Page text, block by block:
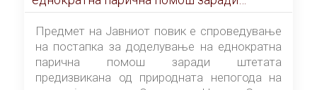
штетата предизвикана од природната
непогода на подрачјето на Општина
Центар-Скопје случена на ден 21.07.2026
година
Предмет на Јавниот повик е спроведување
на постапка за доделување на еднократна
парична помош заради штетата
предизвикана од природната непогода на